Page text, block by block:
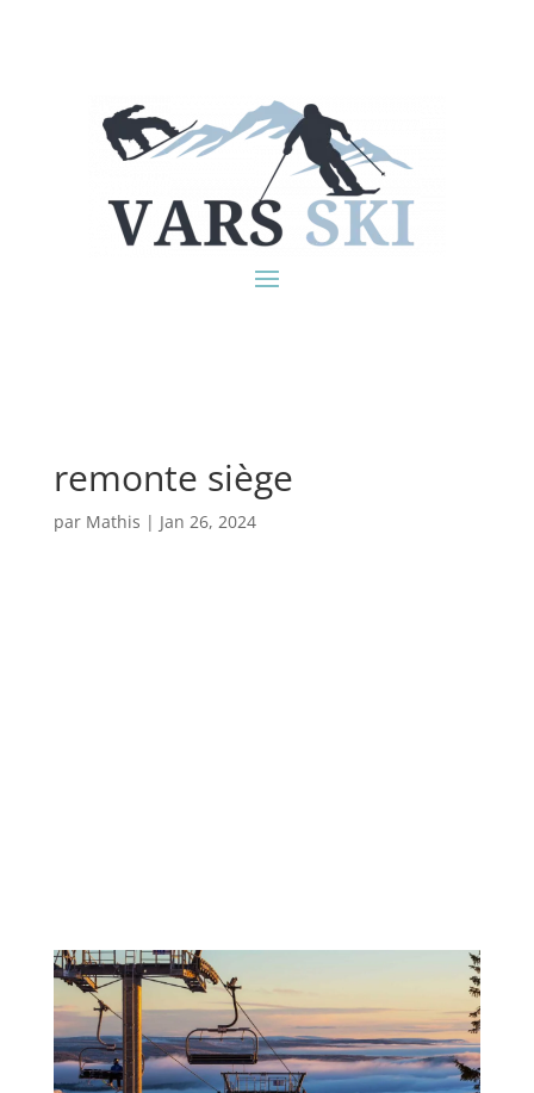
remonte siège
par Mathis | Jan 26, 2024